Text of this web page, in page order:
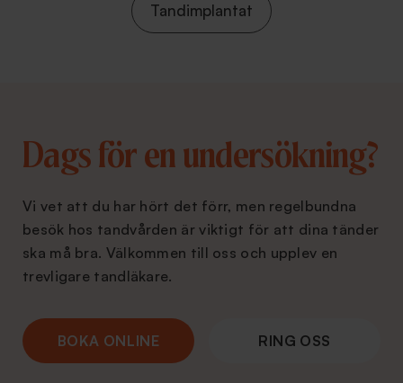
Tandimplantat
Dags för en undersökning?
Vi vet att du har hört det förr, men regelbundna
besök hos tandvården är viktigt för att dina tänder
ska må bra. Välkommen till oss och upplev en
trevligare tandläkare.
BOKA ONLINE RING OSS